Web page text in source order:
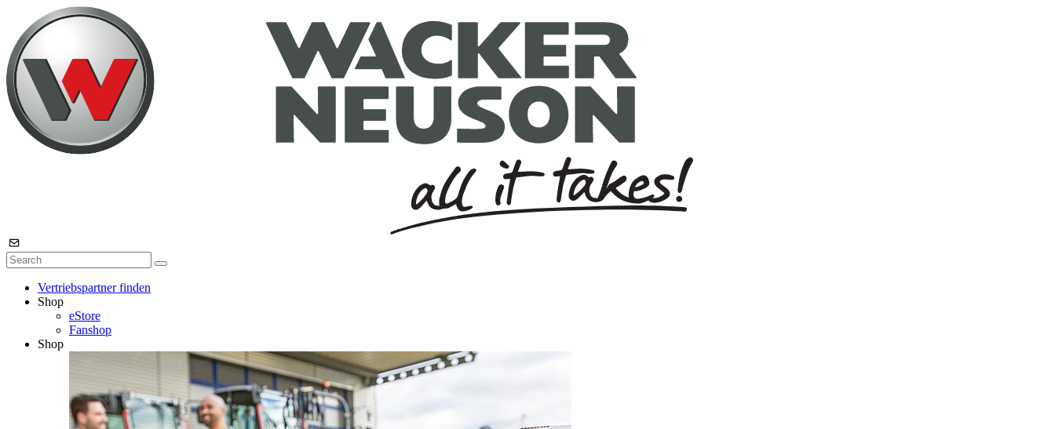
Vertriebspartner finden
Shop
eStore
Fanshop
Shop